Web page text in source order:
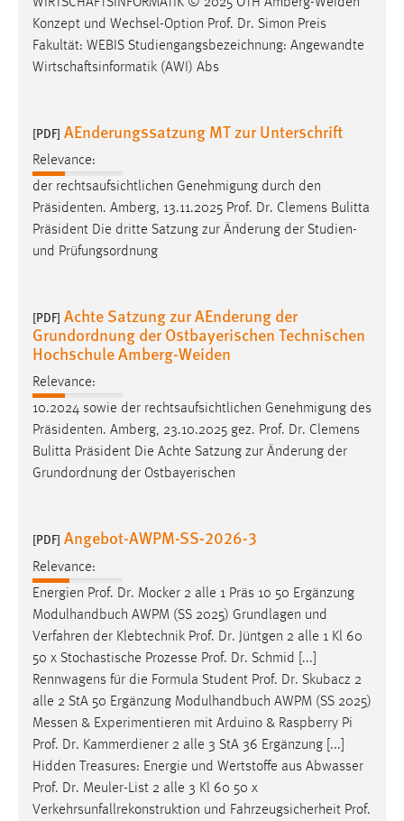
Konzept und Wechsel-Option Prof. Dr. Simon Preis
Fakultät: WEBIS Studiengangsbezeichnung: Angewandte
Wirtschaftsinformatik (AWI) Abs
[PDF] AEnderungssatzung MT zur Unterschrift
Relevance:
der rechtsaufsichtlichen Genehmigung durch den
Präsidenten. Amberg, 13.11.2025 Prof. Dr. Clemens Bulitta
Präsident Die dritte Satzung zur Änderung der Studien-
und Prüfungsordnung
[PDF] Achte Satzung zur AEnderung der
Grundordnung der Ostbayerischen Technischen
Hochschule Amberg-Weiden
Relevance:
10.2024 sowie der rechtsaufsichtlichen Genehmigung des
Präsidenten. Amberg, 23.10.2025 gez. Prof. Dr. Clemens
Bulitta Präsident Die Achte Satzung zur Änderung der
Grundordnung der Ostbayerischen
[PDF] Angebot-AWPM-SS-2026-3
Relevance:
Energien Prof. Dr. Mocker 2 alle 1 Präs 10 50 Ergänzung
Modulhandbuch AWPM (SS 2025) Grundlagen und
Verfahren der Klebtechnik Prof. Dr. Jüntgen 2 alle 1 Kl 60
50 x Stochastische Prozesse Prof. Dr. Schmid [...]
Rennwagens für die Formula Student Prof. Dr. Skubacz 2
alle 2 StA 50 Ergänzung Modulhandbuch AWPM (SS 2025)
Messen & Experimentieren mit Arduino & Raspberry Pi
Prof. Dr. Kammerdiener 2 alle 3 StA 36 Ergänzung [...]
Hidden Treasures: Energie und Wertstoffe aus Abwasser
Prof. Dr. Meuler-List 2 alle 3 Kl 60 50 x
Verkehrsunfallrekonstruktion und Fahrzeugsicherheit Prof.